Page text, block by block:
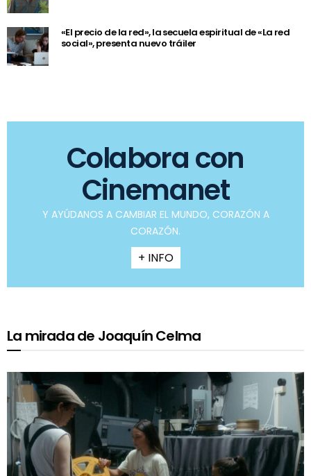
«El precio de la red», la secuela espiritual de «La red
social», presenta nuevo tráiler
Colabora con
Cinemanet
Y AYÚDANOS A CAMBIAR EL MUNDO, CORAZÓN A
CORAZÓN.
+ INFO
La mirada de Joaquín Celma